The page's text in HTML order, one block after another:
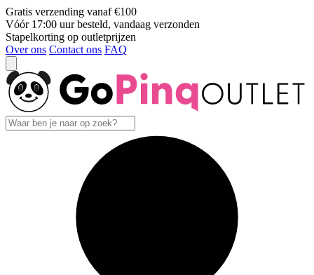
Gratis verzending vanaf €100
Vóór 17:00 uur besteld, vandaag verzonden
Stapelkorting op outletprijzen
Over ons Contact ons FAQ